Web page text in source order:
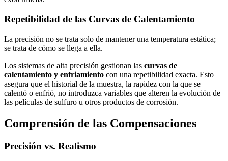
Repetibilidad de las Curvas de Calentamiento
La precisión no se trata solo de mantener una temperatura estática;
se trata de cómo se llega a ella.
Los sistemas de alta precisión gestionan las curvas de
calentamiento y enfriamiento con una repetibilidad exacta. Esto
asegura que el historial de la muestra, la rapidez con la que se
calentó o enfrió, no introduzca variables que alteren la evolución de
las películas de sulfuro u otros productos de corrosión.
Comprensión de las Compensaciones
Precisión vs. Realismo